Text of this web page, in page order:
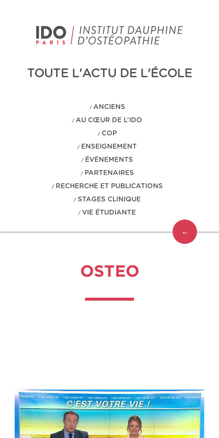
TOUTE L'ACTU DE L'ÉCOLE
/ ANCIENS
/ AU CŒUR DE L’IDO
/ COP
/ ENSEIGNEMENT
/ ÉVÉNEMENTS
/ PARTENAIRES
/ RECHERCHE ET PUBLICATIONS
/ STAGES CLINIQUE
/ VIE ÉTUDIANTE
←
OSTEO